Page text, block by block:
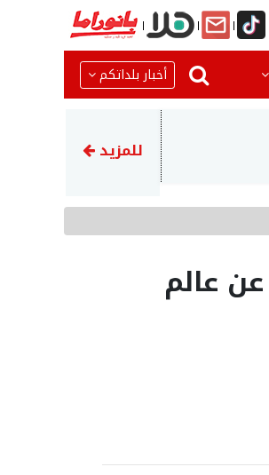
أخبار بلداتكم
رضيع بحالة حرجةبعد تعرضه
للمزيد
عالم